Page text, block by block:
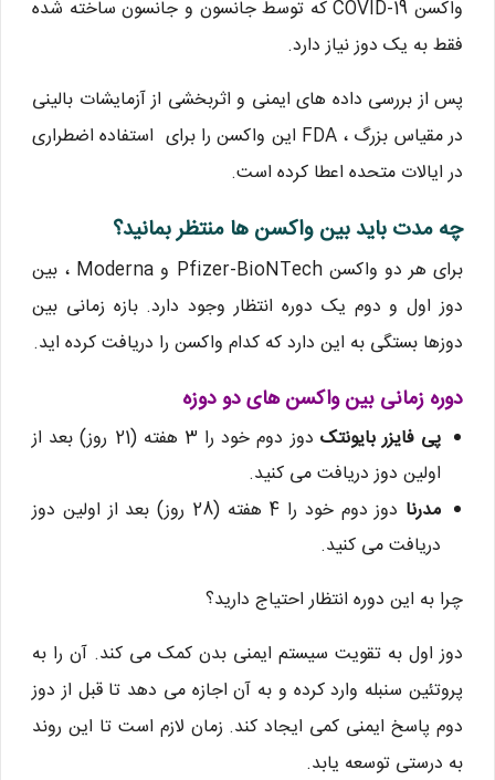
واکسن COVID-19 که توسط جانسون و جانسون ساخته شده
فقط به یک دوز نیاز دارد.
پس از بررسی داده های ایمنی و اثربخشی از آزمایشات بالینی
در مقیاس بزرگ ، FDA این واکسن را برای استفاده اضطراری
در ایالات متحده اعطا کرده است.
چه مدت باید بین واکسن ها منتظر بمانید؟
برای هر دو واکسن Pfizer-BioNTech و Moderna ، بین
دوز اول و دوم یک دوره انتظار وجود دارد. بازه زمانی بین
دوزها بستگی به این دارد که کدام واکسن را دریافت کرده اید.
دوره زمانی بین واکسن های دو دوزه
پی فایزر بایونتک
دوز دوم خود را 3 هفته (21 روز) بعد از
اولین دوز دریافت می کنید.
مدرنا
دوز دوم خود را 4 هفته (28 روز) بعد از اولین دوز
دریافت می کنید.
چرا به این دوره انتظار احتیاج دارید؟
دوز اول به تقویت سیستم ایمنی بدن کمک می کند. آن را به
پروتئین سنبله وارد کرده و به آن اجازه می دهد تا قبل از دوز
دوم پاسخ ایمنی کمی ایجاد کند. زمان لازم است تا این روند
به درستی توسعه یابد.